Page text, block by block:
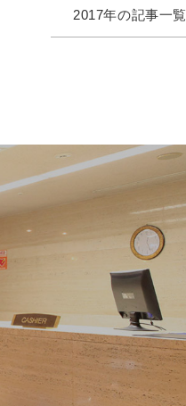
2017年の記事一覧